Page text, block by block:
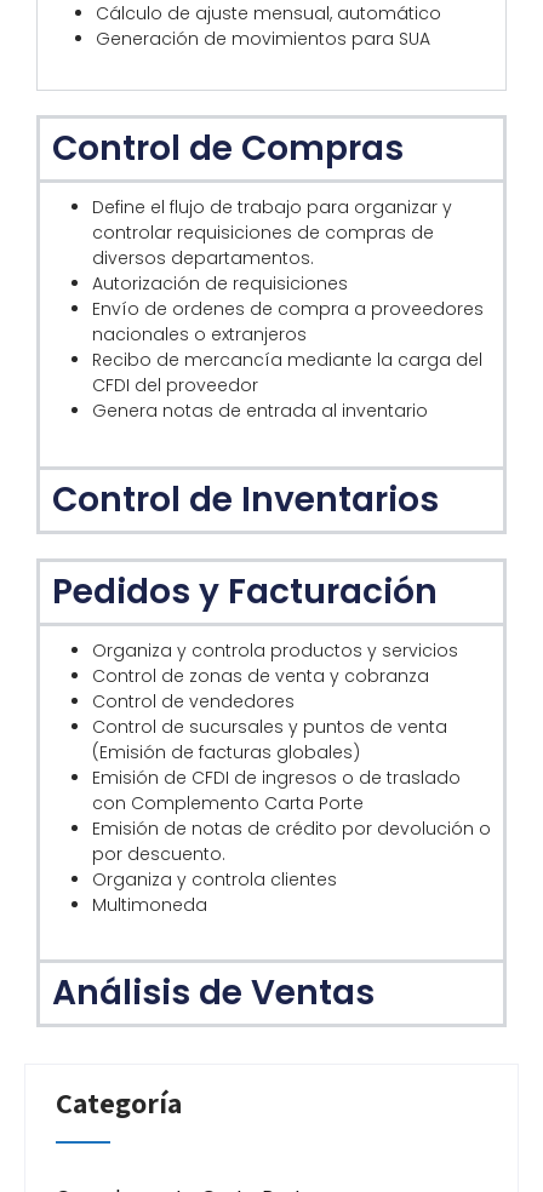
Cálculo de ajuste mensual, automático
Generación de movimientos para SUA
Control de Compras
Define el flujo de trabajo para organizar y
controlar requisiciones de compras de
diversos departamentos.
Autorización de requisiciones
Envío de ordenes de compra a proveedores
nacionales o extranjeros
Recibo de mercancía mediante la carga del
CFDI del proveedor
Genera notas de entrada al inventario
Control de Inventarios
Pedidos y Facturación
Organiza y controla productos y servicios
Control de zonas de venta y cobranza
Control de vendedores
Control de sucursales y puntos de venta
(Emisión de facturas globales)
Emisión de CFDI de ingresos o de traslado
con Complemento Carta Porte
Emisión de notas de crédito por devolución o
por descuento.
Organiza y controla clientes
Multimoneda
Análisis de Ventas
Categoría